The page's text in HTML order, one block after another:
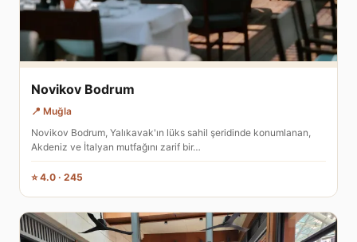
Novikov Bodrum
📍 Muğla
Novikov Bodrum, Yalıkavak'ın lüks sahil şeridinde konumlanan,
Akdeniz ve İtalyan mutfağını zarif bir…
⭐ 4.0 · 245